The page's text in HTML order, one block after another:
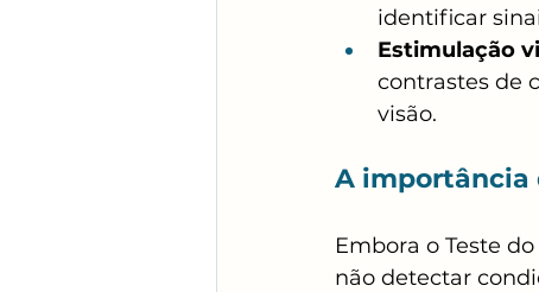
identificar
Estimulação
contrastes de
visão.
A importância
Embora o Teste
não detectar